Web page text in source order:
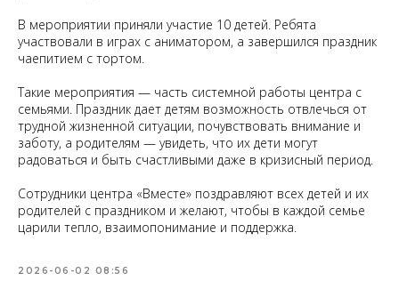
В мероприятии приняли участие 10 детей. Ребята
участвовали в играх с аниматором, а завершился праздник
чаепитием с тортом.
Такие мероприятия — часть системной работы центра с
семьями. Праздник дает детям возможность отвлечься от
трудной жизненной ситуации, почувствовать внимание и
заботу, а родителям — увидеть, что их дети могут
радоваться и быть счастливыми даже в кризисный период.
Сотрудники центра «Вместе» поздравляют всех детей и их
родителей с праздником и желают, чтобы в каждой семье
царили тепло, взаимопонимание и поддержка.
2026-06-02 08:56